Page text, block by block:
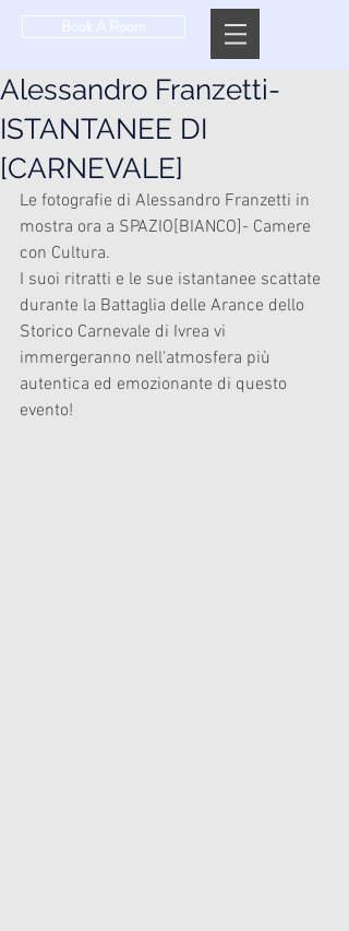
Book A Room
Alessandro Franzetti-
ISTANTANEE DI
[CARNEVALE]
Le fotografie di Alessandro Franzetti in
mostra ora a SPAZIO[BIANCO]- Camere
con Cultura.
I suoi ritratti e le sue istantanee scattate
durante la Battaglia delle Arance dello
Storico Carnevale di Ivrea vi
immergeranno nell'atmosfera più
autentica ed emozionante di questo
evento!